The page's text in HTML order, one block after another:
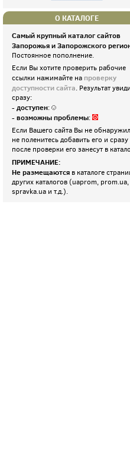
О КАТАЛОГЕ
Самый крупный каталог сайтов
Запорожья и Запорожского
Постоянное пополнение.
Если Вы хотите проверить рабочие
ссылки нажимайте на проверку
доступности сайта. Результат
сразу:
- доступен:
- возможны проблемы:
Если Вашего сайта Вы не
не поленитесь добавить его и сразу
после проверки его занесут в
ПРИМЕЧАНИЕ:
Не размещаются в каталоге
других каталогов (uaprom, prom.ua,
spravka.ua и т.д.).